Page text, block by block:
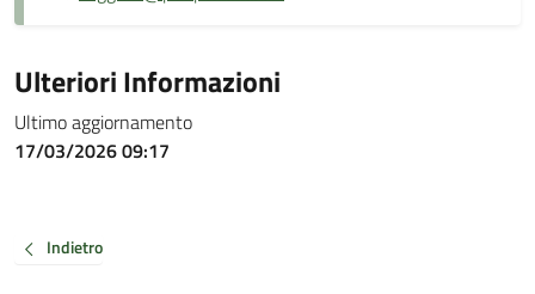
Ulteriori Informazioni
Ultimo aggiornamento
17/03/2026 09:17
Indietro